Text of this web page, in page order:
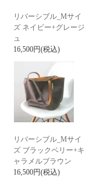
リバーシブル_Mサイ
ズ ネイビー+グレージ
ュ
16,500円(税込)
リバーシブル_Mサイ
ズ ブラックベリー+キ
ャラメルブラウン
16,500円(税込)